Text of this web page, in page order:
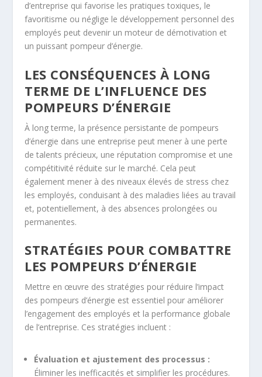
d’entreprise qui favorise les pratiques toxiques, le
favoritisme ou néglige le développement personnel des
employés peut devenir un moteur de démotivation et
un puissant pompeur d’énergie.
LES CONSÉQUENCES À LONG
TERME DE L’INFLUENCE DES
POMPEURS D’ÉNERGIE
À long terme, la présence persistante de pompeurs
d’énergie dans une entreprise peut mener à une perte
de talents précieux, une réputation compromise et une
compétitivité réduite sur le marché. Cela peut
également mener à des niveaux élevés de stress chez
les employés, conduisant à des maladies liées au travail
et, potentiellement, à des absences prolongées ou
permanentes.
STRATÉGIES POUR COMBATTRE
LES POMPEURS D’ÉNERGIE
Mettre en œuvre des stratégies pour réduire l’impact
des pompeurs d’énergie est essentiel pour améliorer
l’engagement des employés et la performance globale
de l’entreprise. Ces stratégies incluent :
Évaluation et ajustement des processus :
Éliminer les inefficacités et simplifier les procédures.